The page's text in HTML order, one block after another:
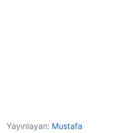
Yayınlayan: Mustafa